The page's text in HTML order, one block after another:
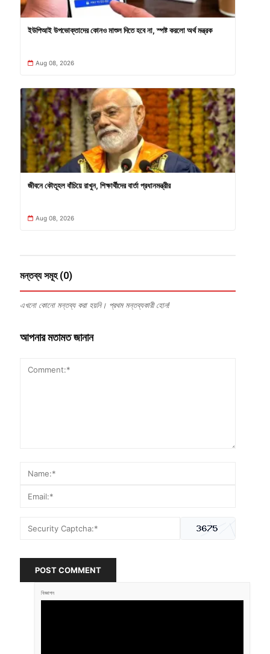
ইউপিআই উপভোক্তাদের কোনও মাশুল দিতে হবে না, স্পষ্ট করলো অর্থ মন্ত্রক
Aug 08, 2026
জীবনে কৌতূহল বাঁচিয়ে রাখুন, শিক্ষার্থীদের বার্তা প্রধানমন্ত্রীর
Aug 08, 2026
মন্তব্য সমূহ (0)
এখনো কোনো মন্তব্য করা হয়নি। প্রথম মন্তব্যকারী হোন!
আপনার মতামত জানান
POST COMMENT
বিজ্ঞাপন